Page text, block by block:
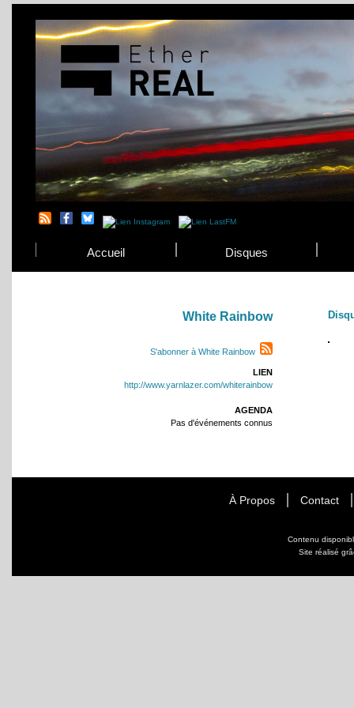
Accueil Disques
White Rainbow
S'abonner à White Rainbow
LIEN
http://www.yarnlazer.com/whiterainbow
AGENDA
Pas d'événements connus
À Propos Contact
Contenu
Site réalisé